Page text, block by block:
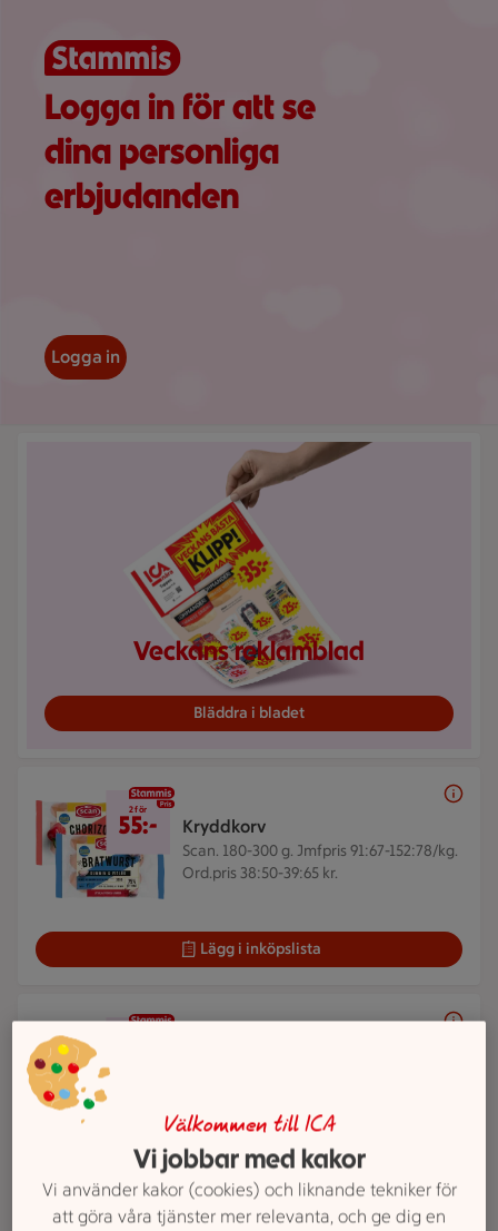
Logga in för att se
dina personliga
erbjudanden
Logga in
Veckans reklamblad
Bläddra i bladet
Kryddkorv
Scan. 180-300 g. Jmfpris 91:67-152:78/kg.
Ord.pris 38:50-39:65 kr.
2 för 55 kr
2 för
55:-
Lägg i inköpslista
2 för 42 kr
Välkommen till ICA
Vi jobbar med kakor
Vi använder kakor (cookies) och liknande tekniker för
att göra våra tjänster mer relevanta, och ge dig en